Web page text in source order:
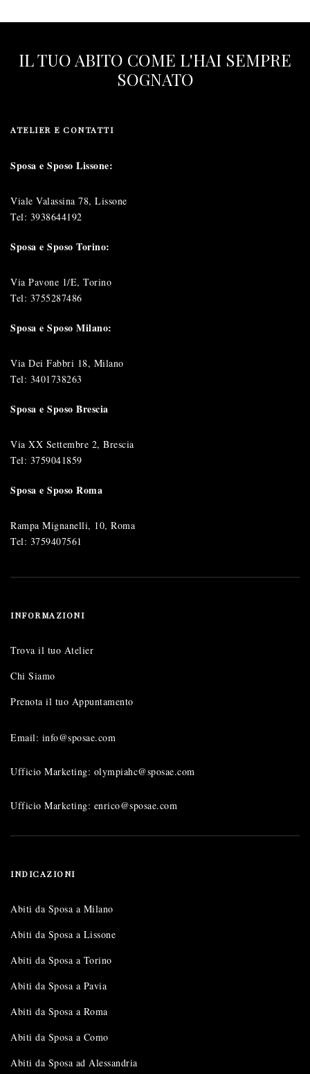
IL TUO ABITO COME L'HAI SEMPRE
SOGNATO
ATELIER E CONTATTI
Sposa e Sposo Lissone:
Viale Valassina 78, Lissone
Tel: 3938644192
Sposa e Sposo Torino:
Via Pavone 1/E, Torino
Tel: 3755287486
Sposa e Sposo Milano:
Via Dei Fabbri 18, Milano
Tel: 3401738263
Sposa e Sposo Brescia
Via XX Settembre 2, Brescia
Tel: 3759041859
Sposa e Sposo Roma
Rampa Mignanelli, 10, Roma
Tel: 3759407561
INFORMAZIONI
Trova il tuo Atelier
Chi Siamo
Prenota il tuo Appuntamento
Email: info@sposae.com
Ufficio Marketing: olympiahc@sposae.com
Ufficio Marketing: enrico@sposae.com
INDICAZIONI
Abiti da Sposa a Milano
Abiti da Sposa a Lissone
Abiti da Sposa a Torino
Abiti da Sposa a Pavia
Abiti da Sposa a Roma
Abiti da Sposa a Como
Abiti da Sposa ad Alessandria